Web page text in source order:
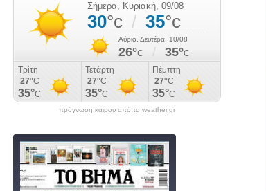
πρόγνωση καιρού από το weather.gr